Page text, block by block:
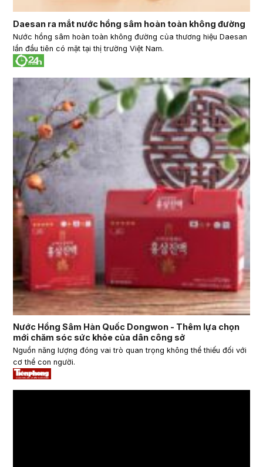
Daesan ra mắt nước hồng sâm hoàn toàn không đường
Nước hồng sâm hoàn toàn không đường của thương hiệu Daesan
lần đầu tiên có mặt tại thị trường Việt Nam.
Nước Hồng Sâm Hàn Quốc Dongwon - Thêm lựa chọn
mới chăm sóc sức khỏe của dân công sở
Nguồn năng lượng đóng vai trò quan trọng không thể thiếu đối với
cơ thể con người.